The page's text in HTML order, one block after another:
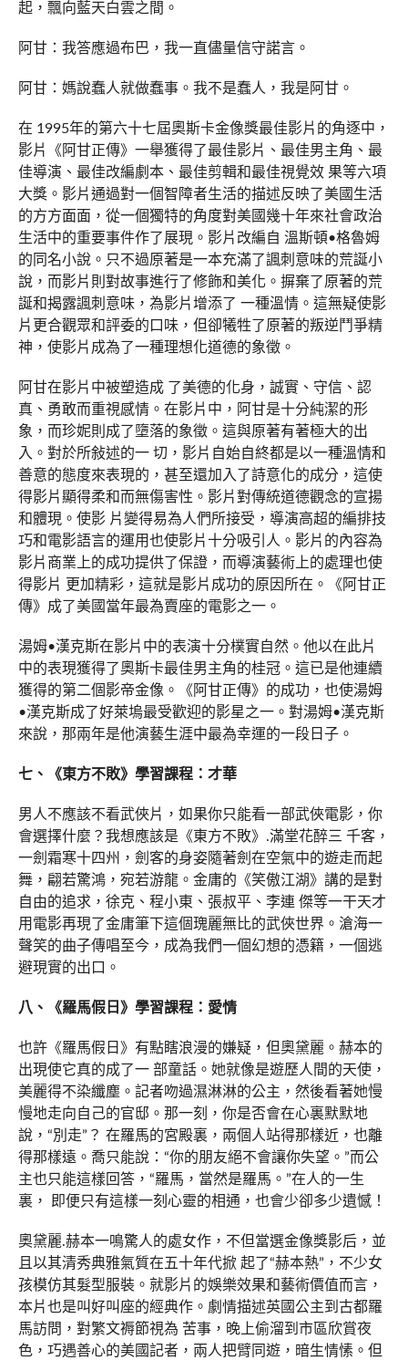
起，飄向藍天白雲之間。
阿甘：我答應過布巴，我一直儘量信守諾言。
阿甘：媽說蠢人就做蠢事。我不是蠢人，我是阿甘。
在 1995年的第六十七屆奧斯卡金像獎最佳影片的角逐中，
影片《阿甘正傳》一舉獲得了最佳影片、最佳男主角、最
佳導演、最佳改編劇本、最佳剪輯和最佳視覺效 果等六項
大獎。影片通過對一個智障者生活的描述反映了美國生活
的方方面面，從一個獨特的角度對美國幾十年來社會政治
生活中的重要事件作了展現。影片改編自 溫斯頓•格魯姆
的同名小說。只不過原著是一本充滿了諷刺意味的荒誕小
說，而影片則對故事進行了修飾和美化。摒棄了原著的荒
誕和揭露諷刺意味，為影片增添了 一種溫情。這無疑使影
片更合觀眾和評委的口味，但卻犧牲了原著的叛逆鬥爭精
神，使影片成為了一種理想化道德的象徵。
阿甘在影片中被塑造成 了美德的化身，誠實、守信、認
真、勇敢而重視感情。在影片中，阿甘是十分純潔的形
象，而珍妮則成了墮落的象徵。這與原著有著極大的出
入。對於所敍述的一 切，影片自始自終都是以一種溫情和
善意的態度來表現的，甚至還加入了詩意化的成分，這使
得影片顯得柔和而無傷害性。影片對傳統道德觀念的宣揚
和體現。使影 片變得易為人們所接受，導演高超的編排技
巧和電影語言的運用也使影片十分吸引人。影片的內容為
影片商業上的成功提供了保證，而導演藝術上的處理也使
得影片 更加精彩，這就是影片成功的原因所在。《阿甘正
傳》成了美國當年最為賣座的電影之一。
湯姆•漢克斯在影片中的表演十分樸實自然。他以在此片
中的表現獲得了奧斯卡最佳男主角的桂冠。這已是他連續
獲得的第二個影帝金像。《阿甘正傳》的成功，也使湯姆
•漢克斯成了好萊塢最受歡迎的影星之一。對湯姆•漢克斯
來說，那兩年是他演藝生涯中最為幸運的一段日子。
七、《東方不敗》學習課程：才華
男人不應該不看武俠片，如果你只能看一部武俠電影，你
會選擇什麼？我想應該是《東方不敗》.滿堂花醉三 千客，
一劍霜寒十四州，劍客的身姿隨著劍在空氣中的遊走而起
舞，翩若驚鴻，宛若游龍。金庸的《笑傲江湖》講的是對
自由的追求，徐克、程小東、張叔平、李連 傑等一干天才
用電影再現了金庸筆下這個瑰麗無比的武俠世界。滄海一
聲笑的曲子傳唱至今，成為我們一個幻想的憑籍，一個逃
避現實的出口。
八、《羅馬假日》學習課程：愛情
也許《羅馬假日》有點瞎浪漫的嫌疑，但奧黛麗。赫本的
出現使它真的成了一 部童話。她就像是遊歷人間的天使，
美麗得不染纖塵。記者吻過濕淋淋的公主，然後看著她慢
慢地走向自己的官邸。那一刻，你是否會在心裏默默地
說，“別走”？ 在羅馬的宮殿裏，兩個人站得那樣近，也離
得那樣遠。喬只能說：“你的朋友絕不會讓你失望。”而公
主也只能這樣回答，“羅馬，當然是羅馬。”在人的一生
裏， 即便只有這樣一刻心靈的相通，也會少卻多少遺憾！
奧黛麗.赫本一鳴驚人的處女作，不但當選金像獎影后，並
且以其清秀典雅氣質在五十年代掀 起了“赫本熱”，不少女
孩模仿其髮型服裝。就影片的娛樂效果和藝術價值而言，
本片也是叫好叫座的經典作。劇情描述英國公主到古都羅
馬訪問，對繁文褥節視為 苦事，晚上偷溜到市區欣賞夜
色，巧遇善心的美國記者，兩人把臂同遊，暗生情愫。但